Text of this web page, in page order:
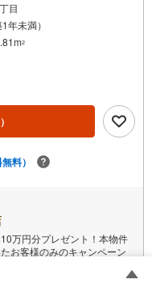
のでお気軽にお問い合わせ
（税込）
ーネット予約でご見学が可
スムーズにご案内できま
目
年未満）
2
料）
万円分プレゼント！本物件
お客様のみのキャンペーン